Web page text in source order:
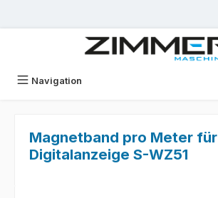
Navigation
Magnetband pro Meter für
Digitalanzeige S-WZ51